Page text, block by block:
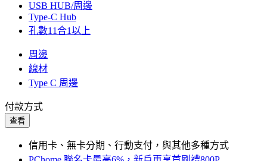
USB HUB/周邊
Type-C Hub
孔數11合1以上
周邊
線材
Type C 周邊
付款方式
查看
信用卡、無卡分期、行動支付，與其他多種方式